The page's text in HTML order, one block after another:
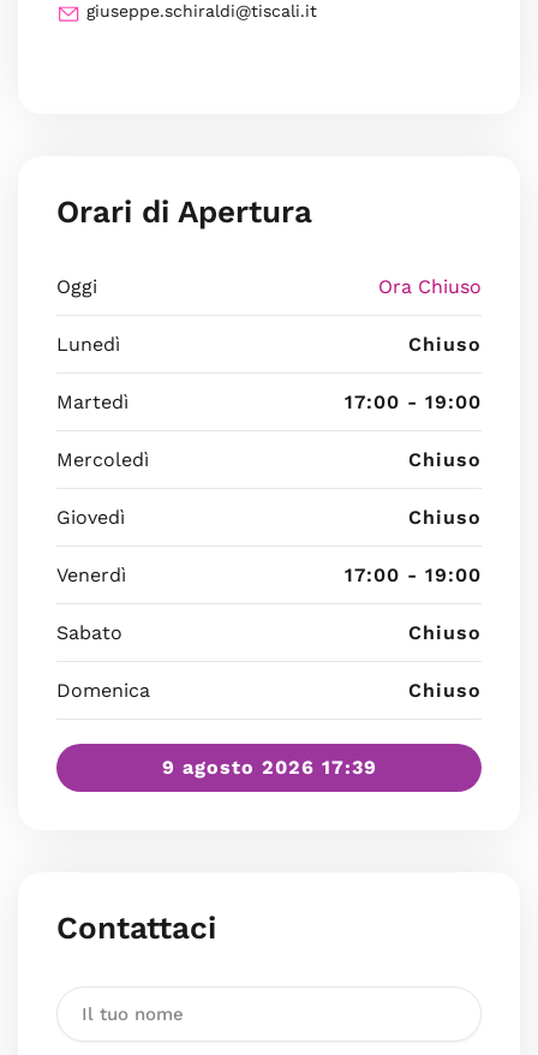
giuseppe.schiraldi@tiscali.it
Orari di Apertura
Oggi Ora Chiuso
Lunedì Chiuso
Martedì 17:00 - 19:00
Mercoledì Chiuso
Giovedì Chiuso
Venerdì 17:00 - 19:00
Sabato Chiuso
Domenica Chiuso
9 agosto 2026 17:39
Contattaci